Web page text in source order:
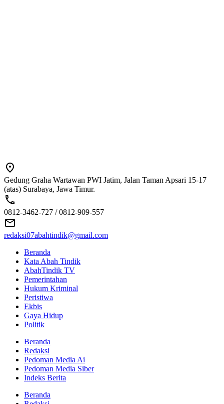
Gedung Graha Wartawan PWI Jatim, Jalan Taman Apsari 15-17
(atas) Surabaya, Jawa Timur.
0812-3462-727 / 0812-909-557
redaksi07abahtindik@gmail.com
Beranda
Kata Abah Tindik
AbahTindik TV
Pemerintahan
Hukum Kriminal
Peristiwa
Ekbis
Gaya Hidup
Politik
Beranda
Redaksi
Pedoman Media Ai
Pedoman Media Siber
Indeks Berita
Beranda